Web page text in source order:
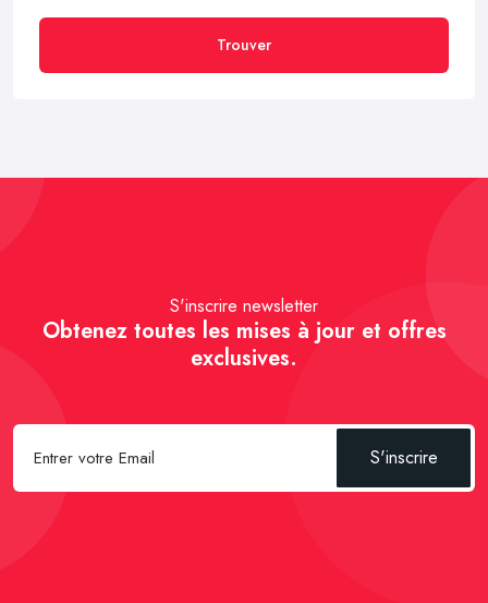
Trouver
S'inscrire newsletter
Obtenez toutes les mises à jour et offres
exclusives.
S'inscrire